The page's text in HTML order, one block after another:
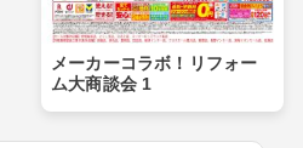
メーカーコラボ！リフォー
ム大商談会 1